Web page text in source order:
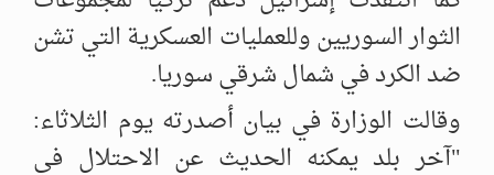
الثوار السوريين وللعمليات العسكرية ‏التي تشن
ضد الكرد في شمال شرقي سوريا. ‏
وقالت الوزارة في بيان أصدرته يوم الثلاثاء:
"آخر بلد يمكنه الحديث عن ‏الاحتلال في